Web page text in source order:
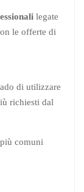
legate
le offerte di
di utilizzare
richiesti dal
comuni